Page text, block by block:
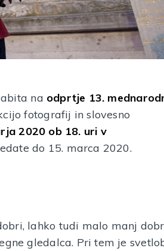
na odprtje 13.
fotografij in slovesno
2020 ob 18. uri v
do 15. marca 2020.
lahko tudi malo manj
gledalca. Pri tem je